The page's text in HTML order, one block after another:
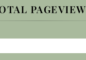
PAGEVIEW